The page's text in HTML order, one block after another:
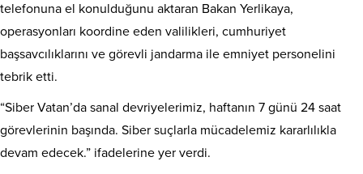
telefonuna el konulduğunu aktaran Bakan Yerlikaya,
operasyonları koordine eden valilikleri, cumhuriyet
başsavcılıklarını ve görevli jandarma ile emniyet personelini
tebrik etti.
“Siber Vatan’da sanal devriyelerimiz, haftanın 7 günü 24 saat
görevlerinin başında. Siber suçlarla mücadelemiz kararlılıkla
devam edecek.” ifadelerine yer verdi.